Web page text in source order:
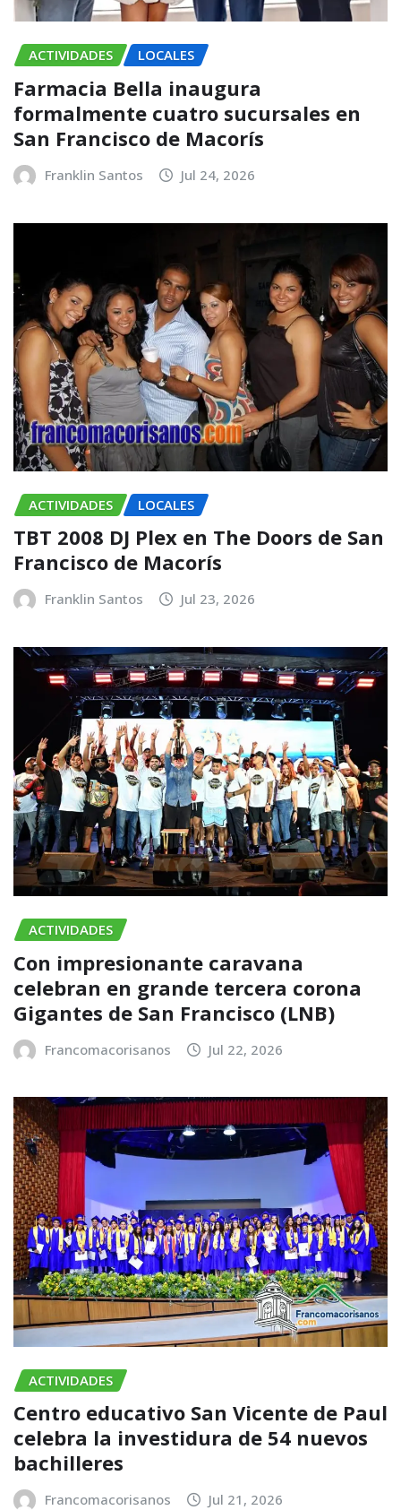
ACTIVIDADES LOCALES
Farmacia Bella inaugura
formalmente cuatro sucursales en
San Francisco de Macorís
Franklin Santos Jul 24, 2026
ACTIVIDADES LOCALES
TBT 2008 DJ Plex en The Doors de San
Francisco de Macorís
Franklin Santos Jul 23, 2026
ACTIVIDADES
Con impresionante caravana
celebran en grande tercera corona
Gigantes de San Francisco (LNB)
Francomacorisanos Jul 22, 2026
ACTIVIDADES
Centro educativo San Vicente de Paul
celebra la investidura de 54 nuevos
bachilleres
Francomacorisanos Jul 21, 2026